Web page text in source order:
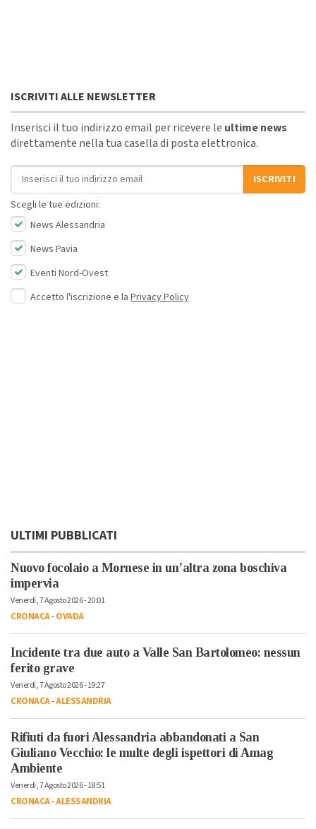
ISCRIVITI ALLE NEWSLETTER
Inserisci il tuo indirizzo email per ricevere le ultime news
direttamente nella tua casella di posta elettronica.
Indirizzo email
ISCRIVITI
Scegli le tue edizioni:
News Alessandria
News Pavia
Eventi Nord-Ovest
Accetto l'iscrizione e la Privacy Policy
ULTIMI PUBBLICATI
Nuovo focolaio a Mornese in un’altra zona boschiva
impervia
Venerdì, 7 Agosto 2026 - 20:01
CRONACA-OVADA
Incidente tra due auto a Valle San Bartolomeo: nessun
ferito grave
Venerdì, 7 Agosto 2026 - 19:27
CRONACA-ALESSANDRIA
Rifiuti da fuori Alessandria abbandonati a San
Giuliano Vecchio: le multe degli ispettori di Amag
Ambiente
Venerdì, 7 Agosto 2026 - 18:51
CRONACA-ALESSANDRIA